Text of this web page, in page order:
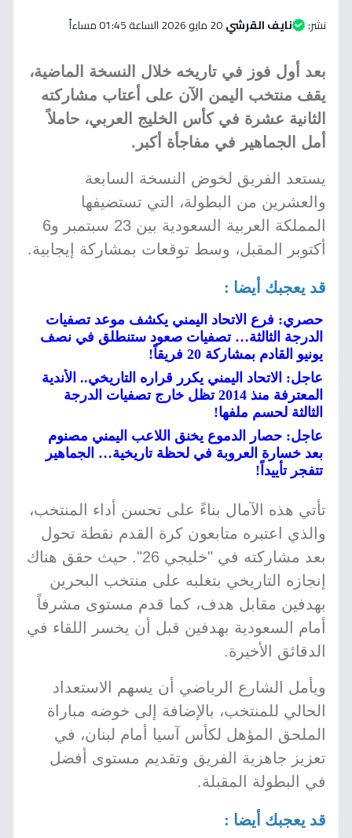
نشر: نايف القرشي20 مايو 2026 الساعة 01:45 مساءاً
بعد أول فوز في تاريخه خلال النسخة الماضية،
يقف منتخب اليمن الآن على أعتاب مشاركته
الثانية عشرة في كأس الخليج العربي، حاملاً
أمل الجماهير في مفاجأة أكبر.
يستعد الفريق لخوض النسخة السابعة
والعشرين من البطولة، التي تستضيفها
المملكة العربية السعودية بين 23 سبتمبر و6
أكتوبر المقبل، وسط توقعات بمشاركة إيجابية.
قد يعجبك أيضا :
حصري: فرع الاتحاد اليمني يكشف موعد تصفيات
الدرجة الثالثة… تصفيات صعود ستنطلق في نصف
يونيو القادم بمشاركة 20 فريقاً!
عاجل: الاتحاد اليمني يكرر قراره التاريخي.. الأندية
المعترفة منذ 2014 تظل خارج تصفيات الدرجة
الثالثة لحسم ملفها!
عاجل: حصار الدموع يخنق اللاعب اليمني مصنوم
بعد خسارة العروبة في لحظة تاريخية… الجماهير
تتفجر تأييداً!
تأتي هذه الآمال بناءً على تحسن أداء المنتخب،
والذي اعتبره متابعون كرة القدم نقطة تحول
بعد مشاركته في "خليجي 26". حيث حقق هناك
إنجازه التاريخي بتغلبه على منتخب البحرين
بهدفين مقابل هدف، كما قدم مستوى مشرفاً
أمام السعودية بهدفين قبل أن يخسر اللقاء في
الدقائق الأخيرة.
ويأمل الشارع الرياضي أن يسهم الاستعداد
الحالي للمنتخب، بالإضافة إلى خوضه مباراة
الملحق المؤهل لكأس آسيا أمام لبنان، في
تعزيز جاهزية الفريق وتقديم مستوى أفضل
في البطولة المقبلة.
قد يعجبك أيضا :